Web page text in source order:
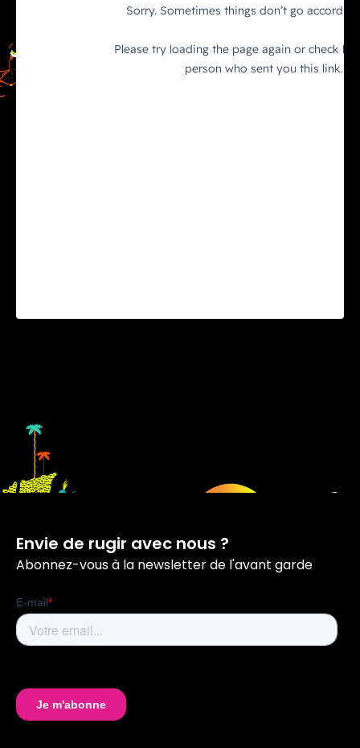
Envie de rugir avec nous ?
Abonnez-vous à la newsletter de l'avant garde